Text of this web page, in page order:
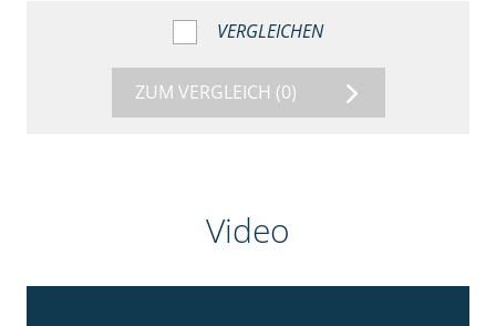
VERGLEICHEN
ZUM VERGLEICH (0)
Video